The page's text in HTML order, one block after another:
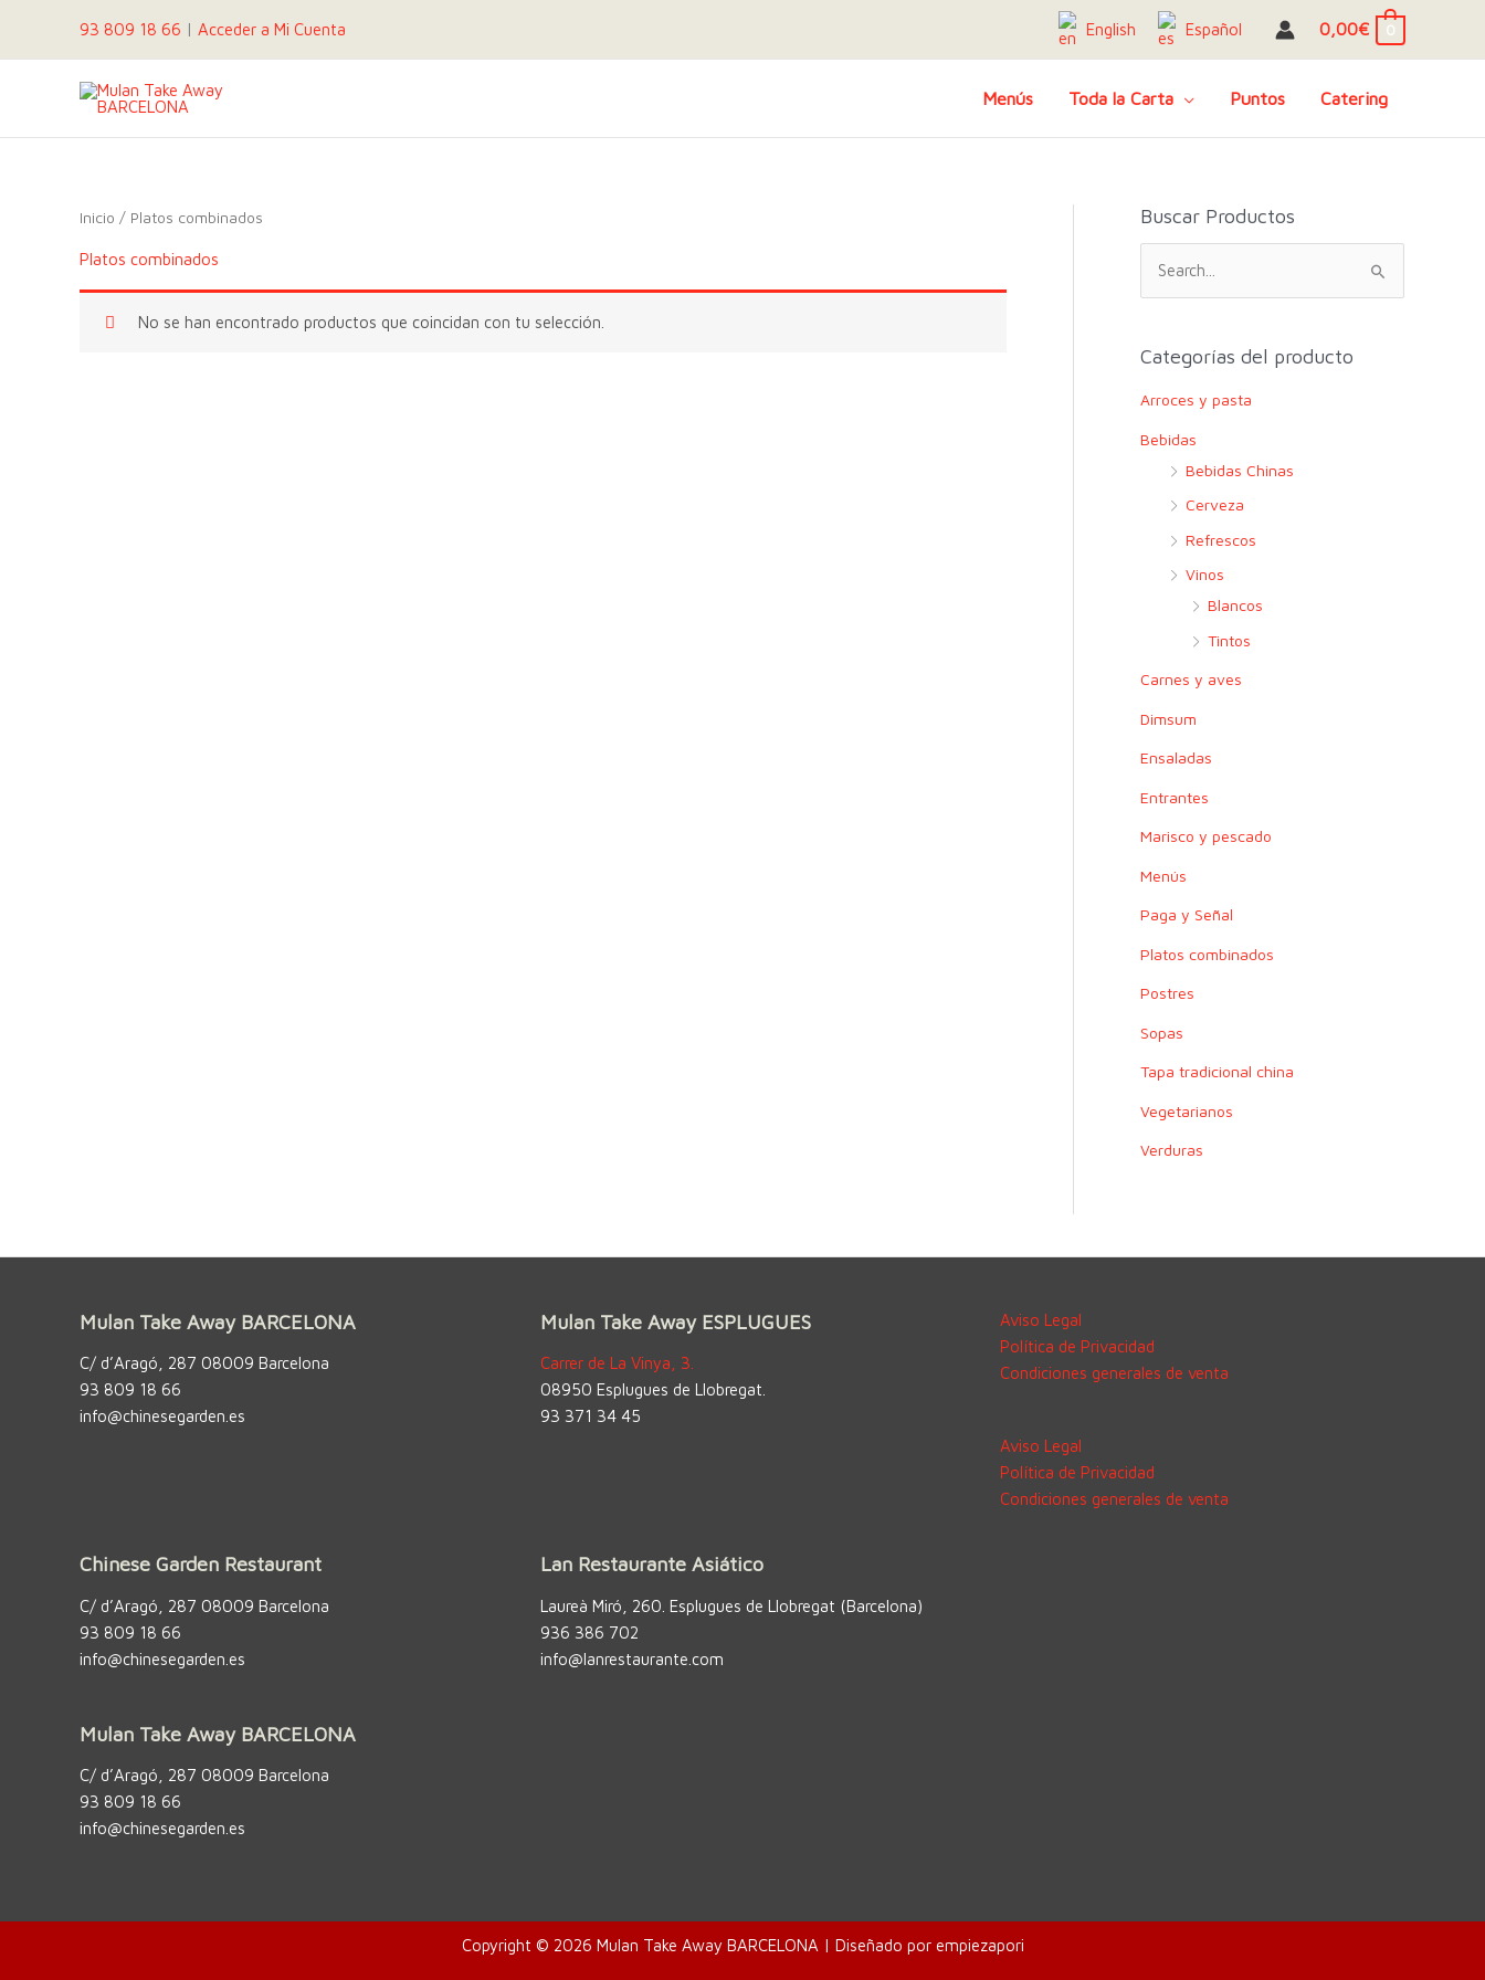
contenido
93 809 18 66 | Acceder a Mi Cuenta English Español 0,00€ 0
Menús Toda la Carta Puntos Catering
Inicio / Platos combinados
Platos combinados
No se han encontrado productos que coincidan con tu selección.
Buscar Productos
c
r
p
Categorías del producto
Arroces y pasta
Bebidas
Bebidas Chinas
Cerveza
Refrescos
Vinos
Blancos
Tintos
Carnes y aves
Dimsum
Ensaladas
Entrantes
Marisco y pescado
Menús
Paga y Señal
Platos combinados
Postres
Sopas
Tapa tradicional china
Vegetarianos
Verduras
Mulan Take Away BARCELONA
C/ d’Aragó, 287 08009 Barcelona
93 809 18 66
info@chinesegarden.es
Chinese Garden Restaurant
C/ d’Aragó, 287 08009 Barcelona
93 809 18 66
info@chinesegarden.es
Mulan Take Away BARCELONA
C/ d’Aragó, 287 08009 Barcelona
93 809 18 66
info@chinesegarden.es
Mulan Take Away ESPLUGUES
Carrer de La Vinya, 3.
08950 Esplugues de Llobregat.
93 371 34 45
Lan Restaurante Asiático
Laureà Miró, 260. Esplugues de Llobregat (Barcelona)
936 386 702
info@lanrestaurante.com
Aviso Legal
Política de Privacidad
Condiciones generales de venta
Aviso Legal
Política de Privacidad
Condiciones generales de venta
Copyright © 2026 Mulan Take Away BARCELONA | Diseñado por empiezapori